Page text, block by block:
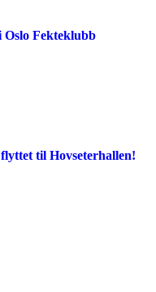
Oslo Fekteklubb
til Hovseterhallen!